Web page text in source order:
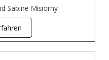
Sabine Misiorny